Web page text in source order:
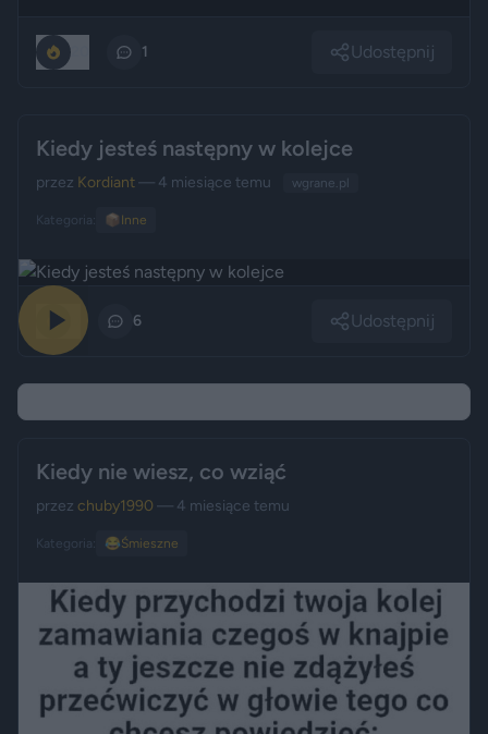
1 Udostępnij
Kiedy jesteś następny w kolejce
przez Kordiant— 4 miesiące temu wgrane.pl
Kategoria: 📦 Inne
6 Udostępnij
Kiedy nie wiesz, co wziąć
przez chuby1990 — 4 miesiące temu
Kategoria: 😂Śmieszne